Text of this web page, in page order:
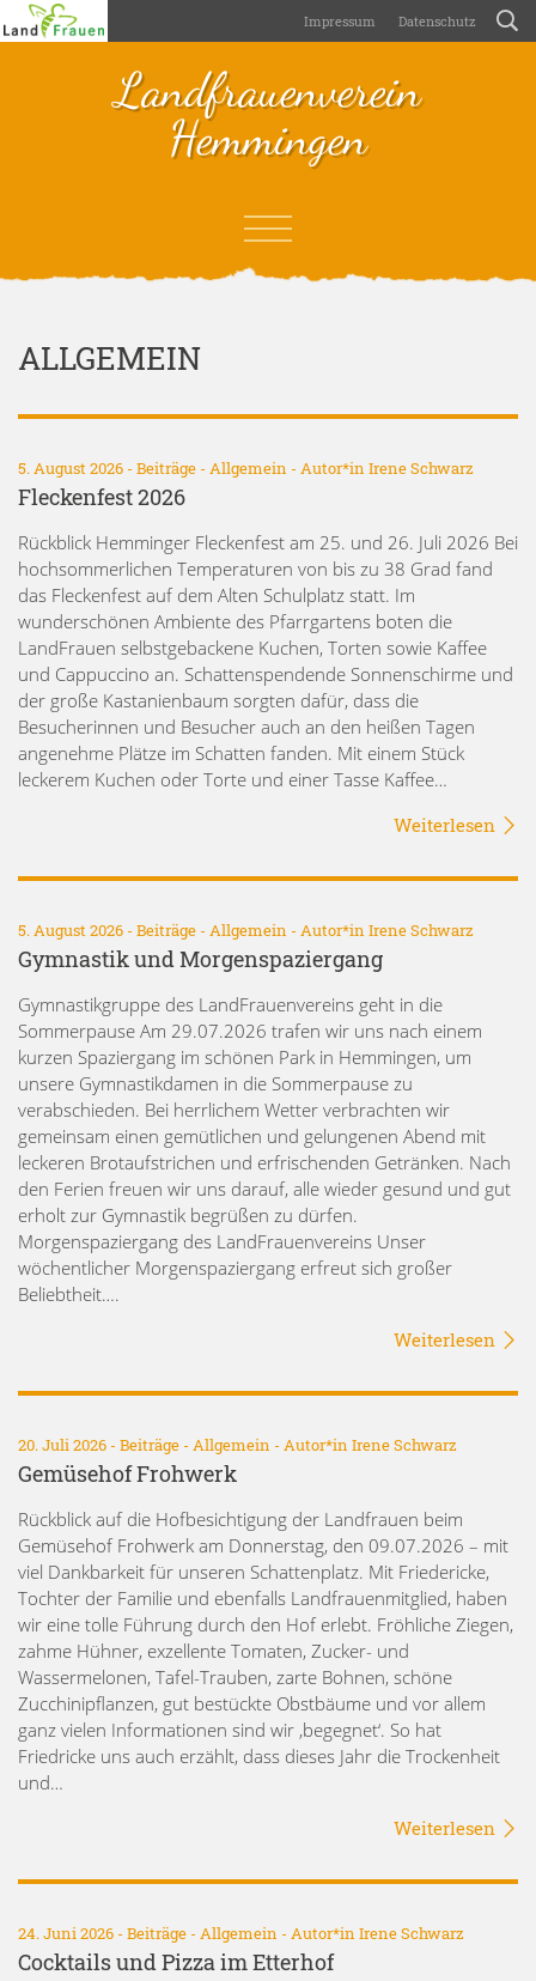
Impressum Datenschutz
Landfrauenverein
Hemmingen
ALLGEMEIN
5. August 2026 - Beiträge - Allgemein - Autor*in Irene Schwarz
Fleckenfest 2026
Rückblick Hemminger Fleckenfest am 25. und 26. Juli 2026 Bei
hochsommerlichen Temperaturen von bis zu 38 Grad fand
das Fleckenfest auf dem Alten Schulplatz statt. Im
wunderschönen Ambiente des Pfarrgartens boten die
LandFrauen selbstgebackene Kuchen, Torten sowie Kaffee
und Cappuccino an. Schattenspendende Sonnenschirme und
der große Kastanienbaum sorgten dafür, dass die
Besucherinnen und Besucher auch an den heißen Tagen
angenehme Plätze im Schatten fanden. Mit einem Stück
leckerem Kuchen oder Torte und einer Tasse Kaffee…
Weiterlesen
5. August 2026 - Beiträge - Allgemein - Autor*in Irene Schwarz
Gymnastik und Morgenspaziergang
Gymnastikgruppe des LandFrauenvereins geht in die
Sommerpause Am 29.07.2026 trafen wir uns nach einem
kurzen Spaziergang im schönen Park in Hemmingen, um
unsere Gymnastikdamen in die Sommerpause zu
verabschieden. Bei herrlichem Wetter verbrachten wir
gemeinsam einen gemütlichen und gelungenen Abend mit
leckeren Brotaufstrichen und erfrischenden Getränken. Nach
den Ferien freuen wir uns darauf, alle wieder gesund und gut
erholt zur Gymnastik begrüßen zu dürfen.
Morgenspaziergang des LandFrauenvereins Unser
wöchentlicher Morgenspaziergang erfreut sich großer
Beliebtheit….
Weiterlesen
20. Juli 2026 - Beiträge - Allgemein - Autor*in Irene Schwarz
Gemüsehof Frohwerk
Rückblick auf die Hofbesichtigung der Landfrauen beim
Gemüsehof Frohwerk am Donnerstag, den 09.07.2026 – mit
viel Dankbarkeit für unseren Schattenplatz. Mit Friedericke,
Tochter der Familie und ebenfalls Landfrauenmitglied, haben
wir eine tolle Führung durch den Hof erlebt. Fröhliche Ziegen,
zahme Hühner, exzellente Tomaten, Zucker- und
Wassermelonen, Tafel-Trauben, zarte Bohnen, schöne
Zucchinipflanzen, gut bestückte Obstbäume und vor allem
ganz vielen Informationen sind wir ‚begegnet‘. So hat
Friedricke uns auch erzählt, dass dieses Jahr die Trockenheit
und…
Weiterlesen
24. Juni 2026 - Beiträge - Allgemein - Autor*in Irene Schwarz
Cocktails und Pizza im Etterhof